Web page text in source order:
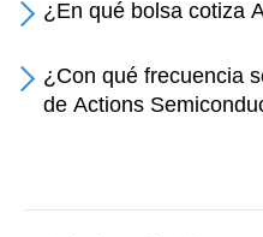
¿En qué bolsa cotiza
¿Con qué frecuencia
de Actions